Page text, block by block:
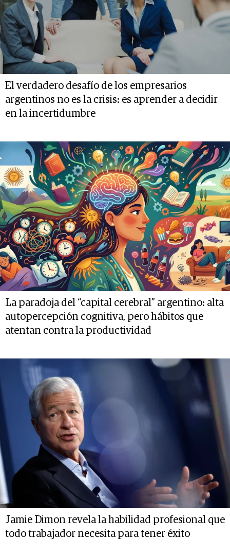
El verdadero desafío de los empresarios
argentinos no es la crisis: es aprender a decidir
en la incertidumbre
La paradoja del “capital cerebral” argentino: alta
autopercepción cognitiva, pero hábitos que
atentan contra la productividad
Jamie Dimon revela la habilidad profesional que
todo trabajador necesita para tener éxito